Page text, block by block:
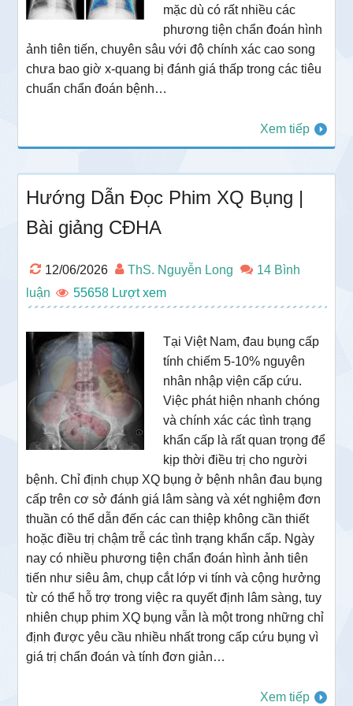
mặc dù có rất nhiều các
phương tiện chẩn đoán hình
ảnh tiên tiến, chuyên sâu với độ chính xác cao song
chưa bao giờ x-quang bị đánh giá thấp trong các tiêu
chuẩn chẩn đoán bệnh…
Xem tiếp
Hướng Dẫn Đọc Phim XQ Bụng |
Bài giảng CĐHA
12/06/2026 ThS. Nguyễn Long
14 Bình
luận
55658
Tại Việt Nam, đau bụng cấp
tính chiếm 5-10% nguyên
nhân nhập viện cấp cứu.
Việc phát hiện nhanh chóng
và chính xác các tình trạng
khẩn cấp là rất quan trọng để
kịp thời điều trị cho người
bệnh. Chỉ định chụp XQ bụng ở bệnh nhân đau bụng
cấp trên cơ sở đánh giá lâm sàng và xét nghiệm đơn
thuần có thể dẫn đến các can thiệp không cần thiết
hoặc điều trị chậm trễ các tình trạng khẩn cấp. Ngày
nay có nhiều phương tiện chẩn đoán hình ảnh tiên
tiến như siêu âm, chụp cắt lớp vi tính và cộng hưởng
từ có thể hỗ trợ trong việc ra quyết định lâm sàng, tuy
nhiên chụp phim XQ bụng vẫn là một trong những chỉ
định được yêu cầu nhiều nhất trong cấp cứu bụng vì
giá trị chẩn đoán và tính đơn giản…
Xem tiếp